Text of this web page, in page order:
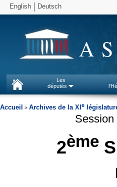
English Deutsch
Les
députés
Accueil > Archives de la XI e
Session
2ème